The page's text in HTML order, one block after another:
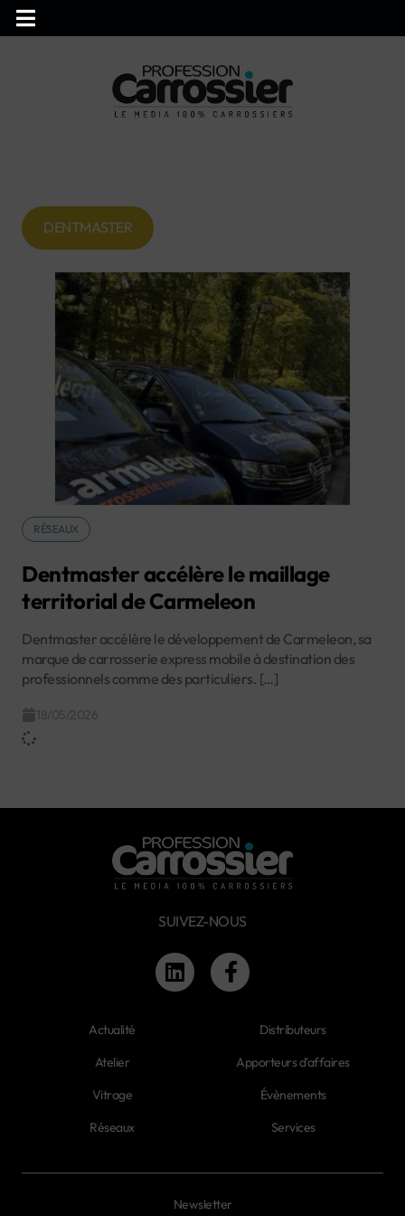
DENTMASTER
RÉSEAUX
Dentmaster accélère le maillage
territorial de Carmeleon
Dentmaster accélère le développement de Carmeleon, sa
marque de carrosserie express mobile à destination des
professionnels comme des particuliers. […]
SUIVEZ-NOUS
Actualité
Atelier
Vitrage
Réseaux
Distributeurs
Apporteurs d'affaires
Évènements
Services
Newsletter